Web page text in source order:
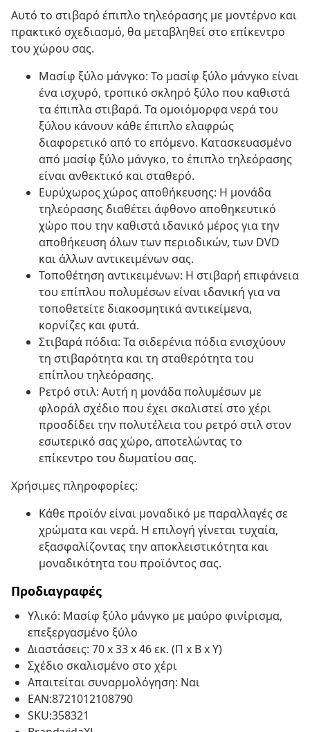
Αυτό το στιβαρό έπιπλο τηλεόρασης με μοντέρνο και
πρακτικό σχεδιασμό, θα μεταβληθεί στο επίκεντρο
του χώρου σας.
Μασίφ ξύλο μάνγκο: Το μασίφ ξύλο μάνγκο είναι
ένα ισχυρό, τροπικό σκληρό ξύλο που καθιστά
τα έπιπλα στιβαρά. Τα ομοιόμορφα νερά του
ξύλου κάνουν κάθε έπιπλο ελαφρώς
διαφορετικό από το επόμενο. Κατασκευασμένο
από μασίφ ξύλο μάνγκο, το έπιπλο τηλεόρασης
είναι ανθεκτικό και σταθερό.
Ευρύχωρος χώρος αποθήκευσης: Η μονάδα
τηλεόρασης διαθέτει άφθονο αποθηκευτικό
χώρο που την καθιστά ιδανικό μέρος για την
αποθήκευση όλων των περιοδικών, των DVD
και άλλων αντικειμένων σας.
Τοποθέτηση αντικειμένων: Η στιβαρή επιφάνεια
του επίπλου πολυμέσων είναι ιδανική για να
τοποθετείτε διακοσμητικά αντικείμενα,
κορνίζες και φυτά.
Στιβαρά πόδια: Τα σιδερένια πόδια ενισχύουν
τη στιβαρότητα και τη σταθερότητα του
επίπλου τηλεόρασης.
Ρετρό στιλ: Αυτή η μονάδα πολυμέσων με
φλοράλ σχέδιο που έχει σκαλιστεί στο χέρι
προσδίδει την πολυτέλεια του ρετρό στιλ στον
εσωτερικό σας χώρο, αποτελώντας το
επίκεντρο του δωματίου σας.
Χρήσιμες πληροφορίες:
Κάθε προϊόν είναι μοναδικό με παραλλαγές σε
χρώματα και νερά. Η επιλογή γίνεται τυχαία,
εξασφαλίζοντας την αποκλειστικότητα και
μοναδικότητα του προϊόντος σας.
Προδιαγραφές
Υλικό: Μασίφ ξύλο μάνγκο με μαύρο φινίρισμα,
επεξεργασμένο ξύλο
Διαστάσεις: 70 x 33 x 46 εκ. (Π x Β x Υ)
Σχέδιο σκαλισμένο στο χέρι
Απαιτείται συναρμολόγηση: Ναι
EAN:8721012108790
SKU:358321